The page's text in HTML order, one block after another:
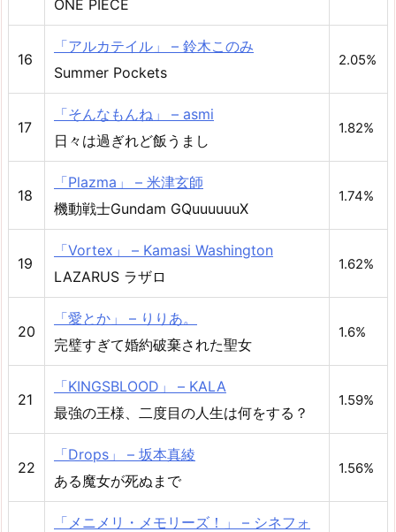
ONE PIECE
16
「アルカテイル」 – 鈴木このみ
Summer Pockets
2.05%
17
「そんなもんね」 – asmi
日々は過ぎれど飯うまし
1.82%
18
「Plazma」 – 米津玄師
機動戦士Gundam GQuuuuuuX
1.74%
19
「Vortex」 – Kamasi Washington
LAZARUS ラザロ
1.62%
20
「愛とか」 – りりあ。
完璧すぎて婚約破棄された聖女
1.6%
21
「KINGSBLOOD」 – KALA
最強の王様、二度目の人生は何をする？
1.59%
22
「Drops」 – 坂本真綾
ある魔女が死ぬまで
1.56%
「メニメリ・メモリーズ！」 – シネフォ